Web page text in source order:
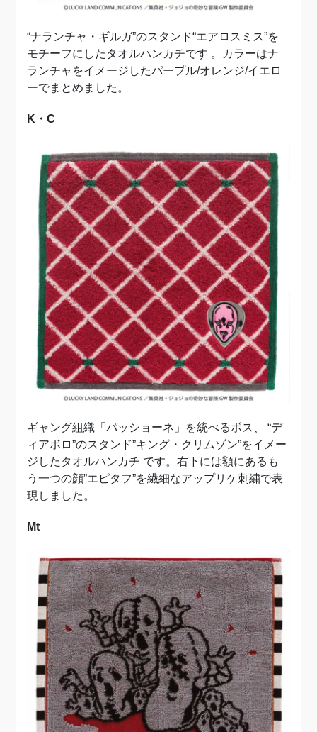
“ナランチャ・ギルガ”のスタンド“エアロスミス”を
モチーフにしたタオルハンカチです 。カラーはナ
ランチャをイメージしたパープル/オレンジ/イエロ
ーでまとめました。
K・C
ギャング組織「パッショーネ」を統べるボス、 “デ
ィアボロ”のスタンド”キング・クリムゾン”をイメー
ジしたタオルハンカチ です。右下には額にあるも
う一つの顔”エピタフ”を繊細なアップリケ刺繍で表
現しました。
Mt